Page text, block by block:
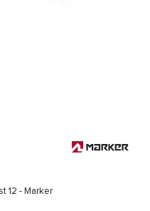
12 - Marker